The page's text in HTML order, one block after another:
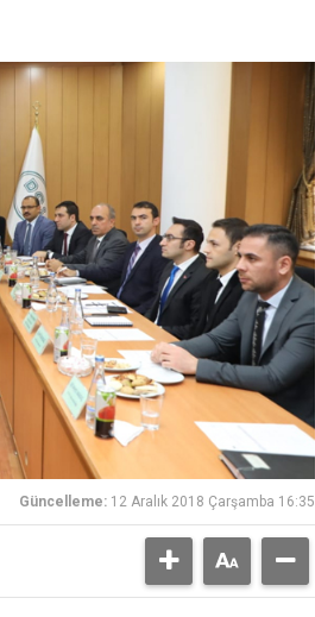
Güncelleme: 12 Aralık 2018 Çarşamba 16:35